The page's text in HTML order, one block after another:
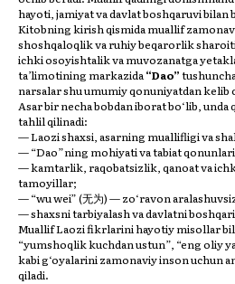
hayoti, jamiyat va davlat boshqaruvi bilan
Kitobning kirish qismida muallif
shoshqaloqlik va ruhiy beqarorlik
ichki osoyishtalik va muvozanatga
ta’limotining markazida“Dao”
narsalar shu umumiy qonuniyatdan kelib
Asar bir necha bobdan iborat bo‘lib,
tahlil qilinadi:
— Laozi shaxsi, asarning muallifligi va
— “Dao”ning mohiyati va tabiat
— kamtarlik, raqobatsizlik, qanoat va
tamoyillar;
— “wu wei” (无为) — zo‘ravon
— shaxsni tarbiyalash va davlatni
Muallif Laozi fikrlarini hayotiy misollar
“yumshoqlik kuchdan ustun”, “eng oliy
kabi g‘oyalarini zamonaviy inson uchun
qiladi.